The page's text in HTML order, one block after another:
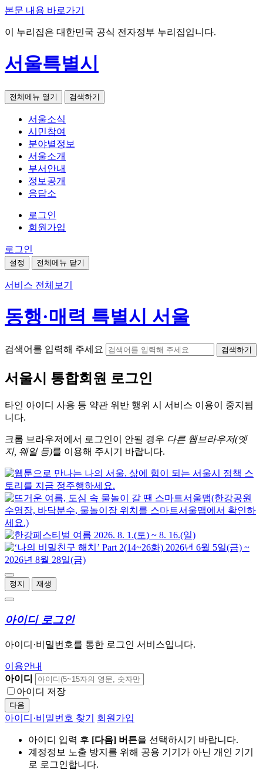
본문 내용 바로가기
이 누리집은 대한민국 공식 전자정부 누리집입니다.
서울특별시
전체메뉴 열기 검색하기
서울소식
시민참여
분야별정보
서울소개
부서안내
정보공개
응답소
로그인
회원가입
로그인
설정 전체메뉴 닫기
서비스 전체보기
동행·매력 특별시 서울
검색어를 입력해 주세요 검색하기
서울시 통합회원 로그인
타인 아이디 사용 등 약관 위반 행위 시 서비스 이용이 중지됩
니다.
크롬 브라우저에서 로그인이 안될 경우 다른 웹브라우저(엣
지, 웨일 등)를 이용해 주시기 바랍니다.
정지 재생
아이디 로그인
아이디·비밀번호를 통한 로그인 서비스입니다.
이용안내
아이디
아이디 저장
다음
아이디·비밀번호 찾기 회원가입
아이디 입력 후 [다음] 버튼을 선택하시기 바랍니다.
계정정보 노출 방지를 위해 공용 기기가 아닌 개인 기기
로 로그인합니다.